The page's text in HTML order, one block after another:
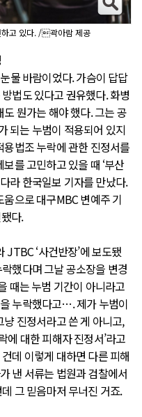
하고 있다. /곽아람 제공
물 바람이었다. 가슴이 답답
법도 있다고 권유했다. 화병
뭔가는 해야 했다. 그는 공
되는 누범이 적용되어 있지
법조 누락에 관한 진정서를
를 고민하고 있을 때 ‘부산
라 한국일보 기자를 만났다.
으로 대구MBC 변예주 기
다.
‘사건반장’에 보도됐
했다며 그날 공소장을 변경
때는 누범 기간이 아니라고
누락했다고…. 제가 누범이
진정서라고 쓴 게 아니고,
에 대한 피해자 진정서’라고
데 이렇게 대하면 다른 피해
낸 서류는 법원과 검찰에서
그 믿음마저 무너진 거죠.